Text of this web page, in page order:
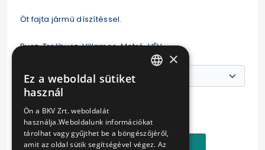
Öt fajta jármű díszítéssel.
Busz, Trolibusz, Villamos, Metró, HÉV
Ár:
1590 Ft
590 Ft
Kosárba
×
Ez a weboldal sütiket
használ
Ön a BKV Zrt. weboldalát
használja.Weboldalunk információkat
tárolhat vagy gyűjthet be a böngészőjéről,
amit az oldal sütik segítségével végez. Az